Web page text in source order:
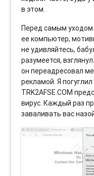
в этом.
Перед самым уходом
ее компьютер,
не удивляйтесь,
разумеется,
он переадресовал
рекламой. Я
TRK2AFSE.COM
вирус. Каждый раз
заваливать вас